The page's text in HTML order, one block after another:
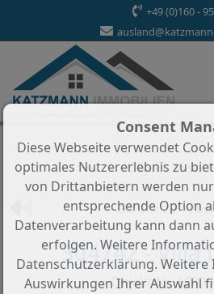
+49 (0)160 -
Objekt 76 von
Zurück zur
304742 - Villa
Objekt-Nr.:
Consent
Diese Webseite verwendet
optimales Nutzererlebnis zu
von Drittanbietern werden
entsprechende Option
Datenverarbeitung kann dann
erfolgen. Weitere
Datenschutzerklärung.
Auswirkungen Ihrer Auswahl